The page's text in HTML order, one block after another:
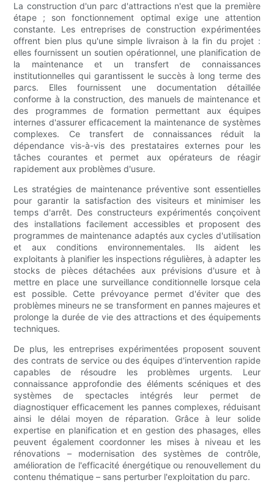
La construction d'un parc d'attractions n'est que la première
étape ; son fonctionnement optimal exige une attention
constante. Les entreprises de construction expérimentées
offrent bien plus qu'une simple livraison à la fin du projet :
elles fournissent un soutien opérationnel, une planification de
la maintenance et un transfert de connaissances
institutionnelles qui garantissent le succès à long terme des
parcs. Elles fournissent une documentation détaillée
conforme à la construction, des manuels de maintenance et
des programmes de formation permettant aux équipes
internes d'assurer efficacement la maintenance de systèmes
complexes. Ce transfert de connaissances réduit la
dépendance vis-à-vis des prestataires externes pour les
tâches courantes et permet aux opérateurs de réagir
rapidement aux problèmes d'usure.
Les stratégies de maintenance préventive sont essentielles
pour garantir la satisfaction des visiteurs et minimiser les
temps d'arrêt. Des constructeurs expérimentés conçoivent
des installations facilement accessibles et proposent des
programmes de maintenance adaptés aux cycles d'utilisation
et aux conditions environnementales. Ils aident les
exploitants à planifier les inspections régulières, à adapter les
stocks de pièces détachées aux prévisions d'usure et à
mettre en place une surveillance conditionnelle lorsque cela
est possible. Cette prévoyance permet d'éviter que des
problèmes mineurs ne se transforment en pannes majeures et
prolonge la durée de vie des attractions et des équipements
techniques.
De plus, les entreprises expérimentées proposent souvent
des contrats de service ou des équipes d'intervention rapide
capables de résoudre les problèmes urgents. Leur
connaissance approfondie des éléments scéniques et des
systèmes de spectacles intégrés leur permet de
diagnostiquer efficacement les pannes complexes, réduisant
ainsi le délai moyen de réparation. Grâce à leur solide
expertise en planification et en gestion des phasages, elles
peuvent également coordonner les mises à niveau et les
rénovations – modernisation des systèmes de contrôle,
amélioration de l'efficacité énergétique ou renouvellement du
contenu thématique – sans perturber l'exploitation du parc.